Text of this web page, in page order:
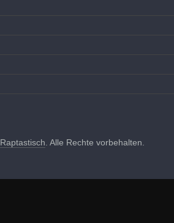
Raptastisch . Alle Rechte vorbehalten.